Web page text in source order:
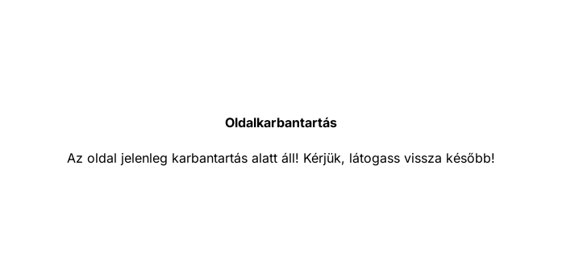
Oldalkarbantartás
Az oldal jelenleg karbantartás alatt áll! Kérjük, látogass vissza később!